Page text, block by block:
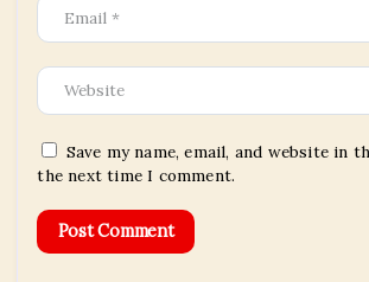
Save my name, email, and website in
the next time I comment.